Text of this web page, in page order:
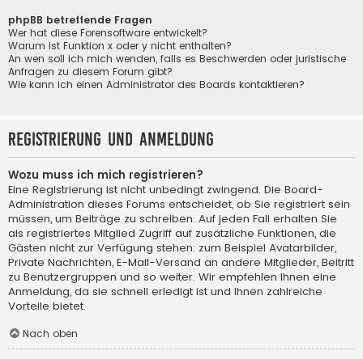
phpBB betreffende Fragen
Wer hat diese Forensoftware entwickelt?
Warum ist Funktion x oder y nicht enthalten?
An wen soll ich mich wenden, falls es Beschwerden oder juristische
Anfragen zu diesem Forum gibt?
Wie kann ich einen Administrator des Boards kontaktieren?
Registrierung und Anmeldung
Wozu muss ich mich registrieren?
Eine Registrierung ist nicht unbedingt zwingend. Die Board-
Administration dieses Forums entscheidet, ob Sie registriert sein
müssen, um Beiträge zu schreiben. Auf jeden Fall erhalten Sie
als registriertes Mitglied Zugriff auf zusätzliche Funktionen, die
Gästen nicht zur Verfügung stehen: zum Beispiel Avatarbilder,
Private Nachrichten, E-Mail-Versand an andere Mitglieder, Beitritt
zu Benutzergruppen und so weiter. Wir empfehlen Ihnen eine
Anmeldung, da sie schnell erledigt ist und Ihnen zahlreiche
Vorteile bietet.
Nach oben